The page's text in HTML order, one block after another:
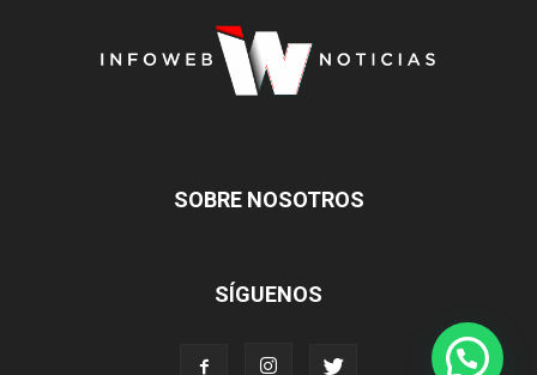
SOBRE NOSOTROS
SÍGUENOS